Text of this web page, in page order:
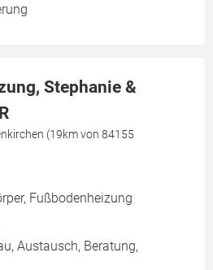
Stephanie &
(19km von 84155
Fußbodenheizung
Austausch, Beratung,